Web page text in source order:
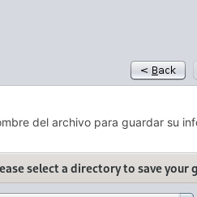
del archivo para guardar su